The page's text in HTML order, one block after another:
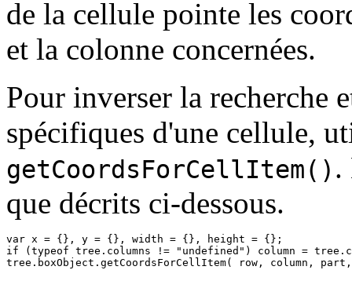
de la cellule pointe les
et la colonne concernées.
Pour inverser la recherche
spécifiques d'une cellule,
getCoordsForCellItem() .
que décrits ci-dessous.
var x = {}, y = {}, width = {}, height = {};
if (typeof tree.columns != "undefined") column =
tree.boxObject.getCoordsForCellItem( row, column,